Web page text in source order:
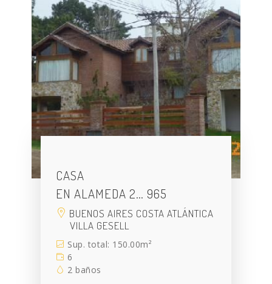
CASA
EN ALAMEDA 2… 965
BUENOS AIRES COSTA ATLÁNTICA
VILLA GESELL
Sup. total: 150.00m²
6
2 baños